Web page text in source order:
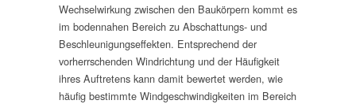
Wechselwirkung zwischen den Baukörpern kommt es
im bodennahen Bereich zu Abschattungs- und
Beschleunigungseffekten. Entsprechend der
vorherrschenden Windrichtung und der Häufigkeit
ihres Auftretens kann damit bewertet werden, wie
häufig bestimmte Windgeschwindigkeiten im Bereich